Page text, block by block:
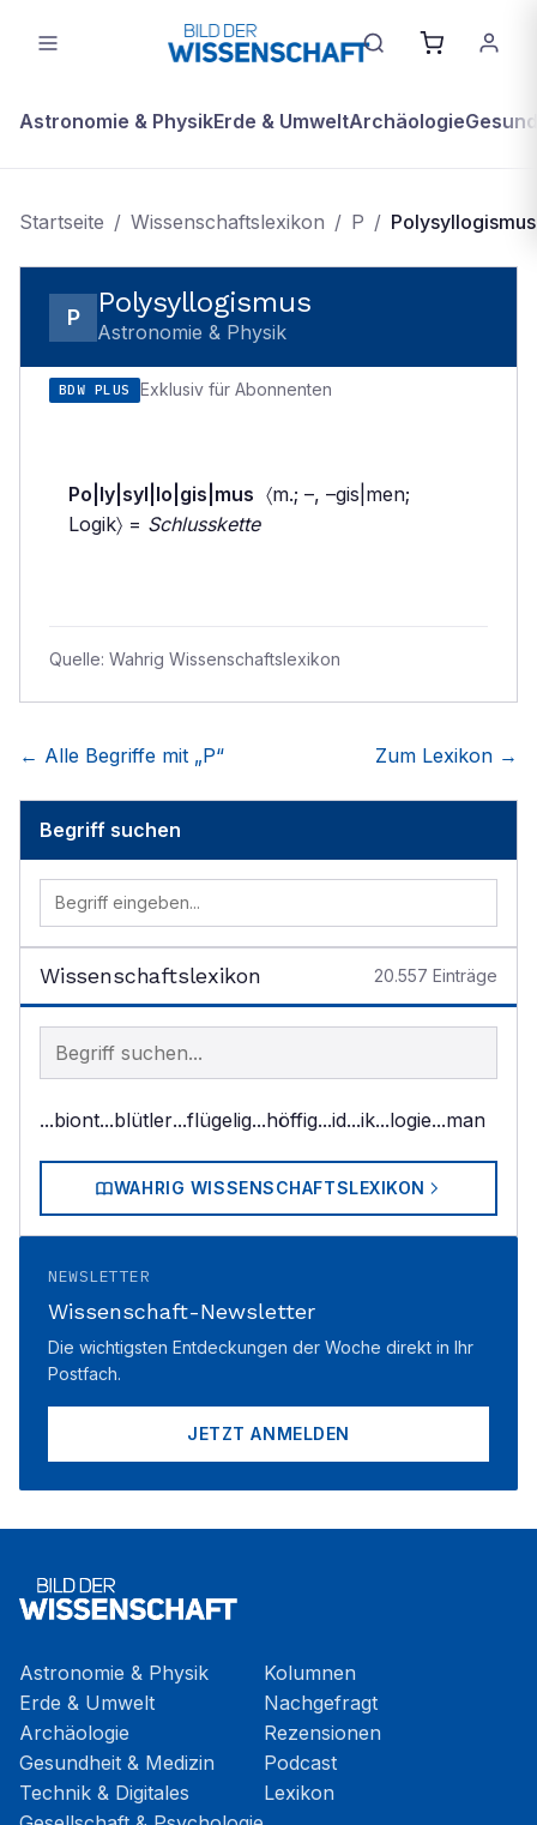
Astronomie & PhysikErde & UmweltArchäologie
Startseite / Wissenschaftslexikon / P / Polysyllogismus
P Polysyllogismus
Astronomie & Physik
BDW PLUS Exklusiv für Abonnenten
Po|ly|syl|lo|gis|mus 〈m.; –, –gis|men;
Logik〉 = Schlusskette
Quelle: Wahrig Wissenschaftslexikon
← Alle Begriffe mit „P“ Zum Lexikon →
Begriff suchen
Wissenschaftslexikon 20.557 Einträge
Begriff im Lexikon suchen
...biont...blütler...flügelig...höffig...id...ik...logie...man
WAHRIG WISSENSCHAFTSLEXIKON
NEWSLETTER
Wissenschaft-Newsletter
Die wichtigsten Entdeckungen der Woche direkt in Ihr
Postfach.
JETZT ANMELDEN
Astronomie & Physik
Erde & Umwelt
Archäologie
Gesundheit & Medizin
Technik & Digitales
Kolumnen
Nachgefragt
Rezensionen
Podcast
Lexikon